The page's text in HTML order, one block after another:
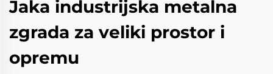
Jaka industrijska metalna
zgrada za veliki prostor i
opremu